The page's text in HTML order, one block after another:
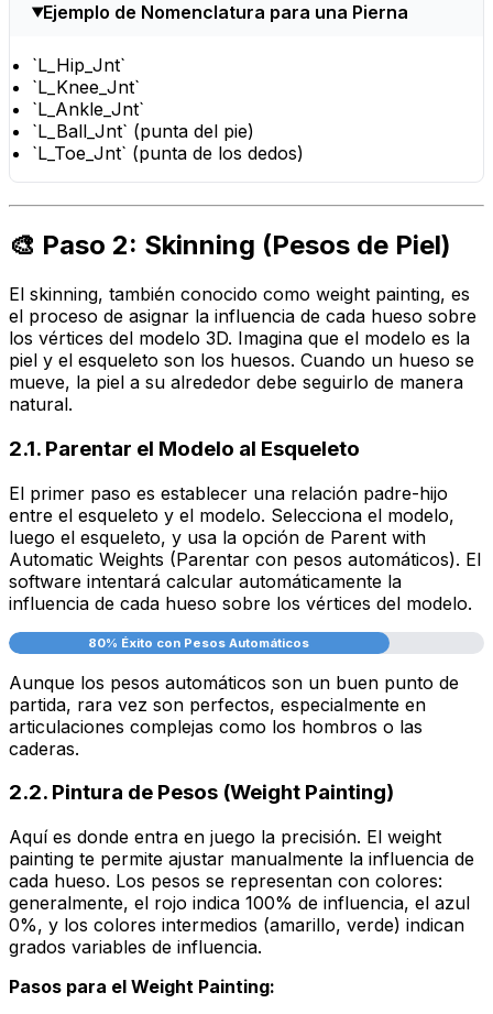
Ejemplo de Nomenclatura para una Pierna
`L_Hip_Jnt`
`L_Knee_Jnt`
`L_Ankle_Jnt`
`L_Ball_Jnt` (punta del pie)
`L_Toe_Jnt` (punta de los dedos)
🎨 Paso 2: Skinning (Pesos de Piel)
El skinning, también conocido como weight painting, es
el proceso de asignar la influencia de cada hueso sobre
los vértices del modelo 3D. Imagina que el modelo es la
piel y el esqueleto son los huesos. Cuando un hueso se
mueve, la piel a su alrededor debe seguirlo de manera
natural.
2.1. Parentar el Modelo al Esqueleto
El primer paso es establecer una relación padre-hijo
entre el esqueleto y el modelo. Selecciona el modelo,
luego el esqueleto, y usa la opción de Parent with
Automatic Weights (Parentar con pesos automáticos). El
software intentará calcular automáticamente la
influencia de cada hueso sobre los vértices del modelo.
80% Éxito con Pesos Automáticos
Aunque los pesos automáticos son un buen punto de
partida, rara vez son perfectos, especialmente en
articulaciones complejas como los hombros o las
caderas.
2.2. Pintura de Pesos (Weight Painting)
Aquí es donde entra en juego la precisión. El weight
painting te permite ajustar manualmente la influencia de
cada hueso. Los pesos se representan con colores:
generalmente, el rojo indica 100% de influencia, el azul
0%, y los colores intermedios (amarillo, verde) indican
grados variables de influencia.
Pasos para el Weight Painting: